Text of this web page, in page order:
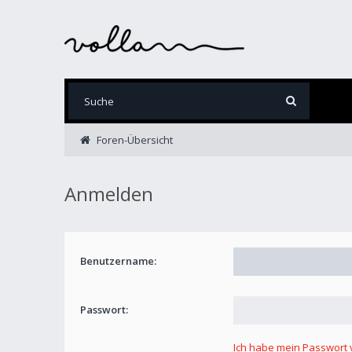
Foren-Übersicht
Anmelden
Benutzername:
Passwort:
Ich habe mein Passwort